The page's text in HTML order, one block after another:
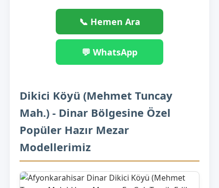
📞 Hemen Ara
💬 WhatsApp
Dikici Köyü (Mehmet Tuncay
Mah.) - Dinar Bölgesine Özel
Popüler Hazır Mezar
Modellerimiz